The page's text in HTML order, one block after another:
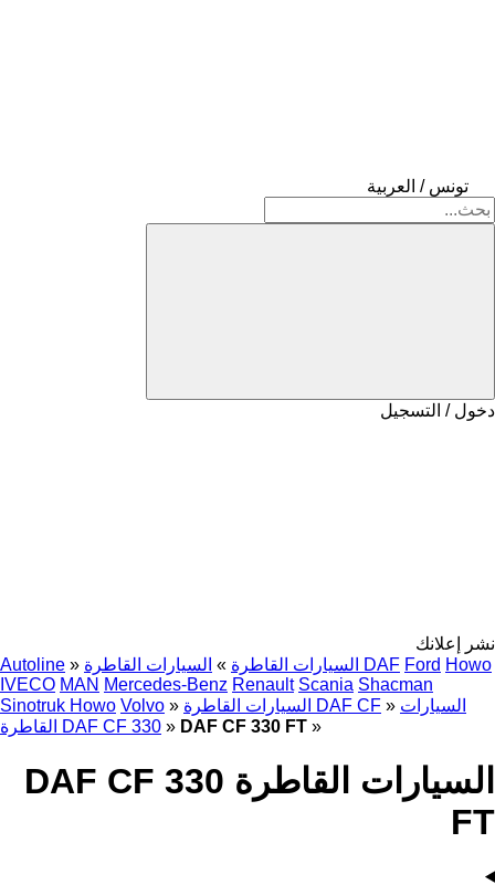
تونس / العربية
دخول / التسجيل
نشر إعلانك
Autoline » السيارات القاطرة » السيارات القاطرة DAF Ford Howo
IVECO MAN Mercedes-Benz Renault Scania Shacman
Sinotruk Howo Volvo » السيارات القاطرة DAF CF » السيارات
القاطرة DAF CF 330 » DAF CF 330 FT »
السيارات القاطرة DAF CF 330
FT